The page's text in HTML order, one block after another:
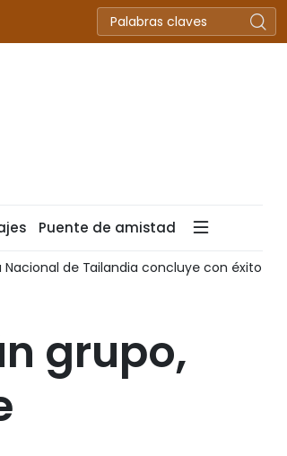
Puente de amistad
Nacional de Tailandia concluye con éxito
grupo,